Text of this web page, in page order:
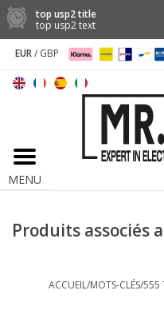
top usp2 title
top usp2 text
EUR/ GBP
MENU
Produits associés
ACCUEIL/MOTS-CLÉS/555